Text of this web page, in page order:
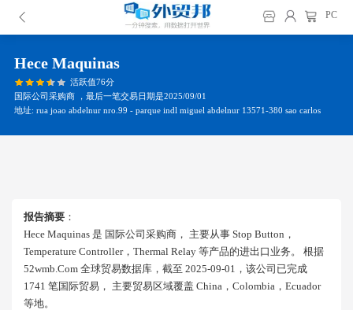
PC
Hece Maquinas
活跃值76分
国际公司采购商 ，最后一笔交易日期是2025/09/01
地址: rua joao abdelnur nro.99 - parque indl miguel abdelnur 13571-380 sao carlos
报告摘要 ：
Hece Maquinas 是 国际公司采购商， 主要从事 Stop Button，
Temperature Controller，thermal Relay 等产品的进出口业务。 根据
52wmb.com 全球贸易数据库，截至 2025-09-01，该公司已完成
1741 笔国际贸易， 主要贸易区域覆盖 China，colombia，ecuador
等地。